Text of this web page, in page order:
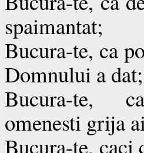
spaimantat;
Bucura-te, ca
Domnului a dat;
Bucura-te,
omenesti grija
Bucura-te, caci